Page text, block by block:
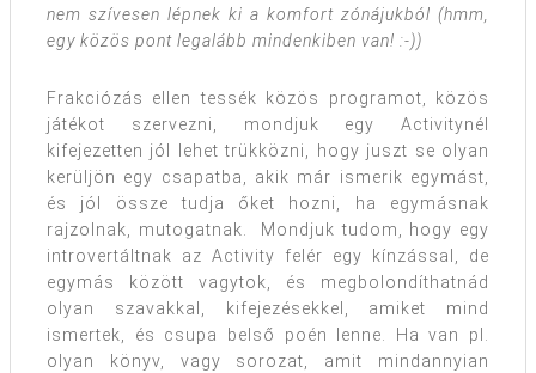
nem szívesen lépnek ki a komfort zónájukból (hmm,
egy közös pont legalább mindenkiben van! :-))
Frakciózás ellen tessék közös programot, közös
játékot szervezni, mondjuk egy Activitynél
kifejezetten jól lehet trükközni, hogy juszt se olyan
kerüljön egy csapatba, akik már ismerik egymást,
és jól össze tudja őket hozni, ha egymásnak
rajzolnak, mutogatnak. Mondjuk tudom, hogy egy
introvertáltnak az Activity felér egy kínzással, de
egymás között vagytok, és megbolondíthatnád
olyan szavakkal, kifejezésekkel, amiket mind
ismertek, és csupa belső poén lenne. Ha van pl.
olyan könyv, vagy sorozat, amit mindannyian